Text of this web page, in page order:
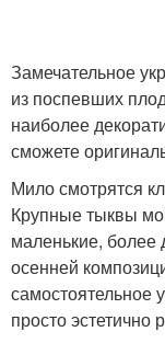
Замечательное
из поспевших
наиболее
сможете
Мило смотрятся
Крупные тыквы
маленькие, более
осенней
просто эстетично